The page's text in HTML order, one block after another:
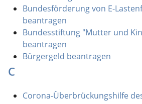
Bundesförderung von E-
beantragen
Bundesstiftung "Mutter und
beantragen
Bürgergeld beantragen
C
Corona-Überbrückungshilfe